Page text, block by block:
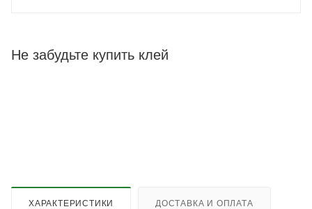
Не забудьте купить клей
ХАРАКТЕРИСТИКИ ДОСТАВКА И ОПЛАТА